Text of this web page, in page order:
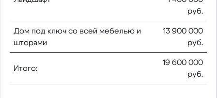
руб.
Дом под ключ со всей мебелью и
шторами
13 900 000
руб.
Итого:
19 600 000
руб.